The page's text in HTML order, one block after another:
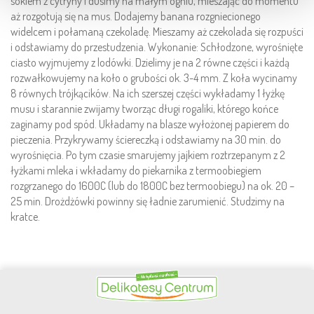
aż rozgotują się na mus. Dodajemy banana rozgniecionego
widelcem i połamaną czekoladę. Mieszamy aż czekolada się rozpuści
i odstawiamy do przestudzenia. Wykonanie: Schłodzone, wyrośnięte
ciasto wyjmujemy z lodówki. Dzielimy je na 2 równe części i każdą
rozwałkowujemy na koło o grubości ok. 3-4 mm. Z koła wycinamy
8 równych trójkącików. Na ich szerszej części wykładamy 1 łyżkę
musu i starannie zwijamy tworząc długi rogaliki, którego końce
zaginamy pod spód. Układamy na blasze wyłożonej papierem do
pieczenia. Przykrywamy ściereczką i odstawiamy na 30 min. do
wyrośnięcia. Po tym czasie smarujemy jajkiem roztrzepanym z 2
łyżkami mleka i wkładamy do piekarnika z termoobiegiem
rozgrzanego do 1600C (lub do 1800C bez termoobiegu) na ok. 20 –
25 min. Drożdżówki powinny się ładnie zarumienić. Studzimy na
kratce.